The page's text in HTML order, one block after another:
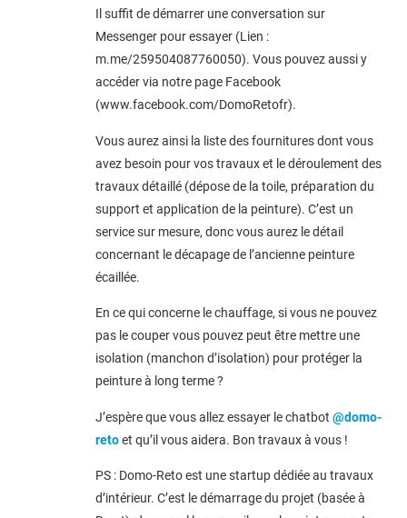
Il suffit de démarrer une conversation sur
Messenger pour essayer (Lien :
m.me/259504087760050). Vous pouvez aussi y
accéder via notre page Facebook
(www.facebook.com/DomoRetofr).
Vous aurez ainsi la liste des fournitures dont vous
avez besoin pour vos travaux et le déroulement des
travaux détaillé (dépose de la toile, préparation du
support et application de la peinture). C’est un
service sur mesure, donc vous aurez le détail
concernant le décapage de l’ancienne peinture
écaillée.
En ce qui concerne le chauffage, si vous ne pouvez
pas le couper vous pouvez peut être mettre une
isolation (manchon d’isolation) pour protéger la
peinture à long terme ?
J’espère que vous allez essayer le chatbot @domo-
retoet qu’il vous aidera. Bon travaux à vous !
PS : Domo-Reto est une startup dédiée au travaux
d’intérieur. C’est le démarrage du projet (basée à